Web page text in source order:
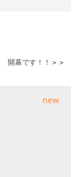
開幕です！！ ＞＞
new